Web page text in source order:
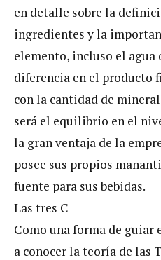
en detalle sobre la
ingredientes y la
elemento, incluso el agua
diferencia en el producto
con la cantidad de
será el equilibrio en el
la gran ventaja de la
posee sus propios
fuente para sus bebidas.
Las tres C
Como una forma de guiar
a conocer la teoría de las